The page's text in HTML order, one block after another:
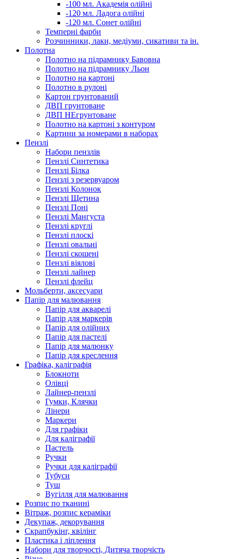
-100 мл. Академія олійні
-120 мл. Ладога олійні
-120 мл. Сонет олійні
Темперні фарби
Розчинники, лаки, медіуми, сикативи та ін.
Полотна
Полотно на підрамнику Бавовна
Полотно на підрамнику Льон
Полотно на картоні
Полотно в рулоні
Картон грунтований
ДВП грунтоване
ДВП НЕгрунтоване
Полотно на картоні з контуром
Картини за номерами в наборах
Пензлі
Набори пензлів
Пензлі Синтетика
Пензлі Білка
Пензлі з резервуаром
Пензлі Колонок
Пензлі Щетина
Пензлі Поні
Пензлі Мангуста
Пензлі круглі
Пензлі плоскі
Пензлі овальні
Пензлі скошені
Пензлі віялові
Пензлі лайнер
Пензлі флейц
Мольберти, аксесуари
Папір для малювання
Папір для акварелі
Папір для маркерів
Папір для олійних
Папір для пастелі
Папір для малюнку
Папір для креслення
Графіка, каліграфія
Блокноти
Олівці
Лайнер-пензлі
Гумки, Клячки
Лінери
Маркери
Для графіки
Для каліграфії
Пастель
Ручки
Ручки для каліграфії
Тубуси
Туш
Вугілля для малювання
Розпис по тканині
Вітраж, розпис кераміки
Декупаж, декорування
Скрапбукінг, квілінг
Пластика і ліплення
Набори для творчості, Дитяча творчість